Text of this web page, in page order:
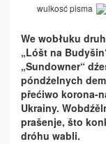
wulkosć pisma
We wobłuku
„Lóšt na
„Sundowner“
póndźelnych
přećiwo korona-
Ukrainy.
prašenje, što
dróhu wabli.